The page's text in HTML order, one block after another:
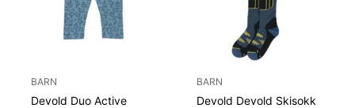
BARN
Devold Duo Active
BARN
Devold Devold Skisokk